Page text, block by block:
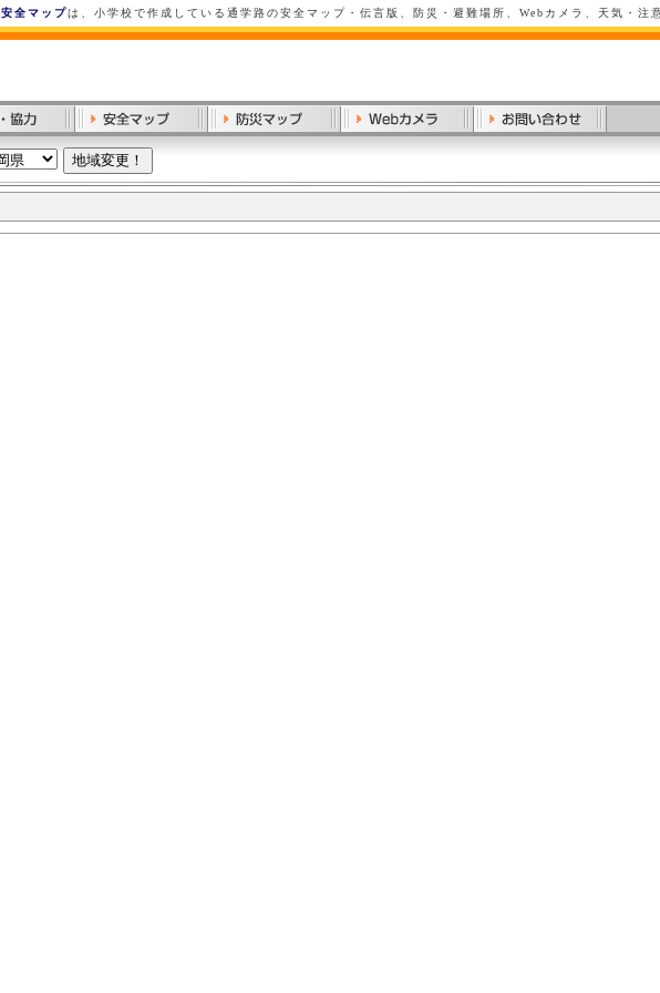
安全マップは、小学校で作成している通学路の安全マップ・伝言版、防災・避難場所、Webカメラ、天気・注